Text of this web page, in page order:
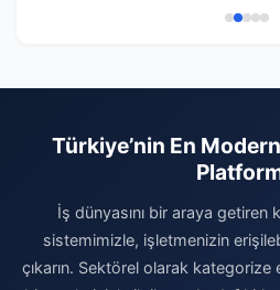
Türkiye’nin En
İş dünyasını bir araya getiren
sistemimizle, işletmenizin
çıkarın. Sektörel olarak kategorize